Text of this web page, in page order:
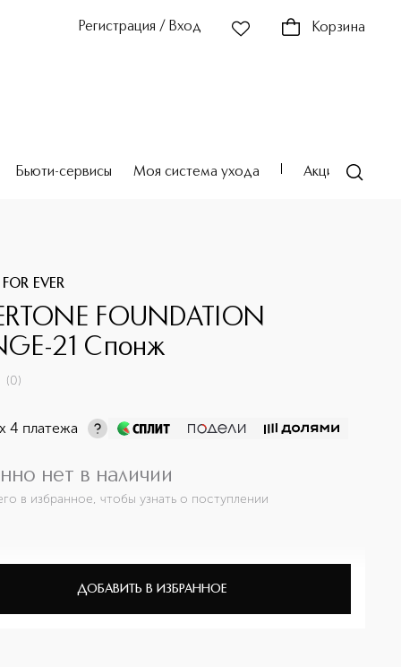
Регистрация / Вход Корзина
Бьюти-сервисы Моя система ухода Акции
EVER
FOUNDATION
21 Спонж
(0)
х 4 платежа
нет в наличии
в избранное, чтобы узнать о поступлении
ДОБАВИТЬ В ИЗБРАННОЕ